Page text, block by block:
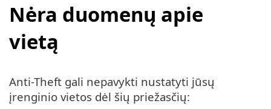
Nėra duomenų apie
vietą
Anti-Theft gali nepavykti nustatyti jūsų
įrenginio vietos dėl šių priežasčių: